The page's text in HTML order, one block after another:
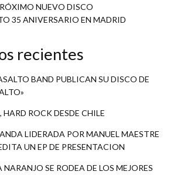
NUEVO DISCO
35 ANIVERSARIO EN MADRID
recientes
BAND PUBLICAN SU DISCO DE
HARD ROCK DESDE CHILE
LIDERADA POR MANUEL MAESTRE
UN EP DE PRESENTACION
SE RODEA DE LOS MEJORES